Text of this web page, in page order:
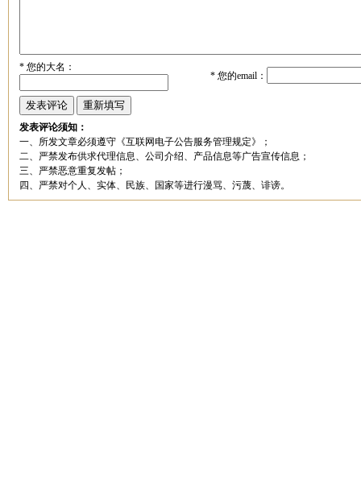
*您的大名：
*您的email：
发表评论须知：
一、所发文章必须遵守《互联网电子公告服务管理规定》；
二、严禁发布供求代理信息、公司介绍、产品信息等广告宣传信息；
三、严禁恶意重复发帖；
四、严禁对个人、实体、民族、国家等进行漫骂、污蔑、诽谤。